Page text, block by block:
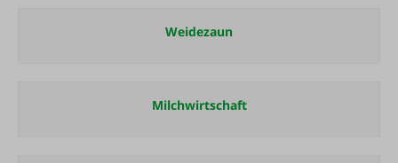
Weidezaun
Milchwirtschaft